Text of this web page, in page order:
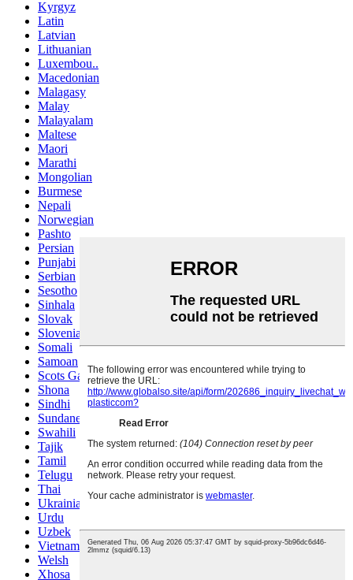
Kyrgyz
Latin
Latvian
Lithuanian
Luxembou..
Macedonian
Malagasy
Malay
Malayalam
Maltese
Maori
Marathi
Mongolian
Burmese
Nepali
Norwegian
Pashto
Persian
Punjabi
Serbian
Sesotho
Sinhala
Slovak
Slovenian
Somali
Samoan
Scots Gaelic
Shona
Sindhi
Sundanese
Swahili
Tajik
Tamil
Telugu
Thai
Ukrainian
Urdu
Uzbek
Vietnamese
Welsh
Xhosa